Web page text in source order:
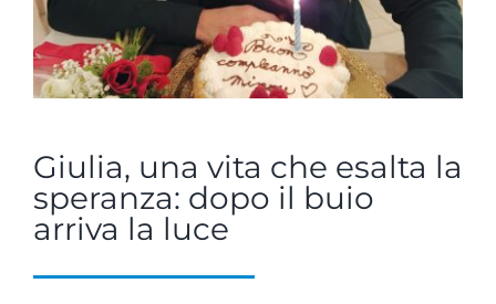
Giulia, una vita che esalta la
speranza: dopo il buio
arriva la luce